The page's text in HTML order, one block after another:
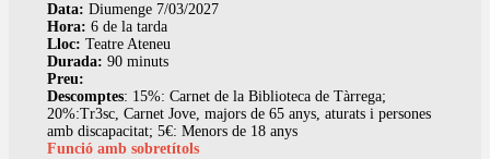
Data: Diumenge 7/03/2027
Hora: 6 de la tarda
Lloc: Teatre Ateneu
Durada: 90 minuts
Preu:
Descomptes: 15%: Carnet de la Biblioteca de Tàrrega;
20%:Tr3sc, Carnet Jove, majors de 65 anys, aturats i persones
amb discapacitat; 5€: Menors de 18 anys
Funció amb sobretítols